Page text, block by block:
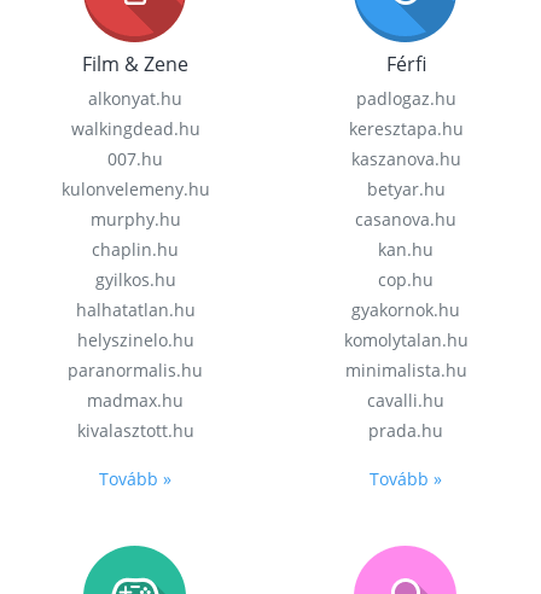
Film & Zene
alkonyat.hu
walkingdead.hu
007.hu
kulonvelemeny.hu
murphy.hu
chaplin.hu
gyilkos.hu
halhatatlan.hu
helyszinelo.hu
paranormalis.hu
madmax.hu
kivalasztott.hu
Tovább »
Férfi
padlogaz.hu
keresztapa.hu
kaszanova.hu
betyar.hu
casanova.hu
kan.hu
cop.hu
gyakornok.hu
komolytalan.hu
minimalista.hu
cavalli.hu
prada.hu
Tovább »